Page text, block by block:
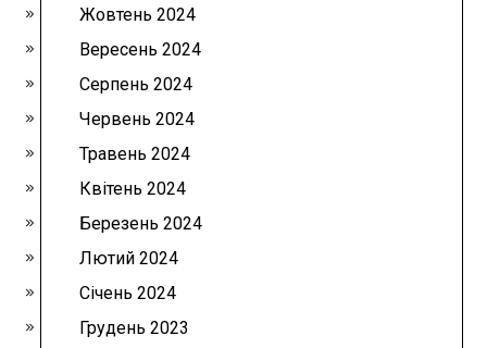
Жовтень 2024
Вересень 2024
Серпень 2024
Червень 2024
Травень 2024
Квітень 2024
Березень 2024
Лютий 2024
Січень 2024
Грудень 2023